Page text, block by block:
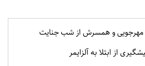
مهرجویی و همسرش از شب جنایت
از ابتلا به آلزایمر